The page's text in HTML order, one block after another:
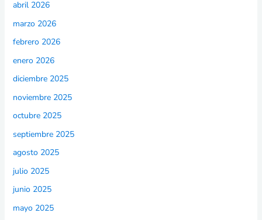
abril 2026
marzo 2026
febrero 2026
enero 2026
diciembre 2025
noviembre 2025
octubre 2025
septiembre 2025
agosto 2025
julio 2025
junio 2025
mayo 2025